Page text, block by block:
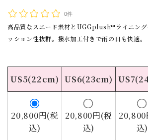
0件
高品質なスエード素材とUGGplush™ライニング
ッション性抜群。撥水加工付きで雨の日も快適。
US5(22cm) US6(23cm)
20,800円(税
込)
20,800円(税
込)
20,800
込)